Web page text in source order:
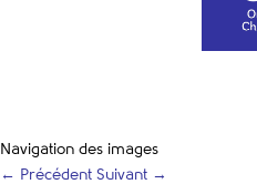
Navigation des images
← Précédent Suivant →